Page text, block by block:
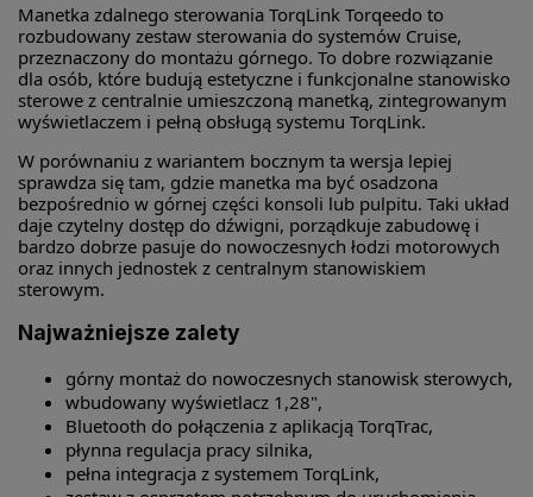
Manetka zdalnego sterowania TorqLink Torqeedo to
rozbudowany zestaw sterowania do systemów Cruise,
przeznaczony do montażu górnego. To dobre rozwiązanie
dla osób, które budują estetyczne i funkcjonalne stanowisko
sterowe z centralnie umieszczoną manetką, zintegrowanym
wyświetlaczem i pełną obsługą systemu TorqLink.
W porównaniu z wariantem bocznym ta wersja lepiej
sprawdza się tam, gdzie manetka ma być osadzona
bezpośrednio w górnej części konsoli lub pulpitu. Taki układ
daje czytelny dostęp do dźwigni, porządkuje zabudowę i
bardzo dobrze pasuje do nowoczesnych łodzi motorowych
oraz innych jednostek z centralnym stanowiskiem
sterowym.
Najważniejsze zalety
górny montaż do nowoczesnych stanowisk sterowych,
wbudowany wyświetlacz 1,28",
Bluetooth do połączenia z aplikacją TorqTrac,
płynna regulacja pracy silnika,
pełna integracja z systemem TorqLink,